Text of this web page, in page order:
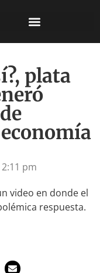
plata
2:11 pm
video en donde el
respuesta.